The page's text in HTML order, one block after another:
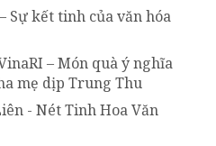
Sự kết tinh của văn hóa
– Món quà ý nghĩa
mẹ dịp Trung Thu
- Nét Tinh Hoa Văn